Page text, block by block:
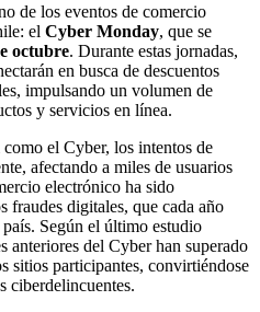
de los eventos de comercio
el Cyber Monday, que se
octubre. Durante estas jornadas,
en busca de descuentos
impulsando un volumen de
y servicios en línea.
el Cyber, los intentos de
afectando a miles de usuarios
electrónico ha sido
fraudes digitales, que cada año
Según el último estudio
anteriores del Cyber han superado
sitios participantes, convirtiéndose
ciberdelincuentes.